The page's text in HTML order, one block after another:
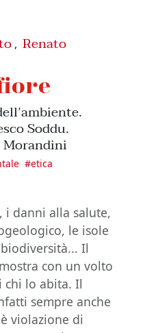
, Renato
Soddu.
Morandini
#etica
i danni alla salute,
le isole
Il
con un volto
chi lo abita. Il
sempre anche
violazione di